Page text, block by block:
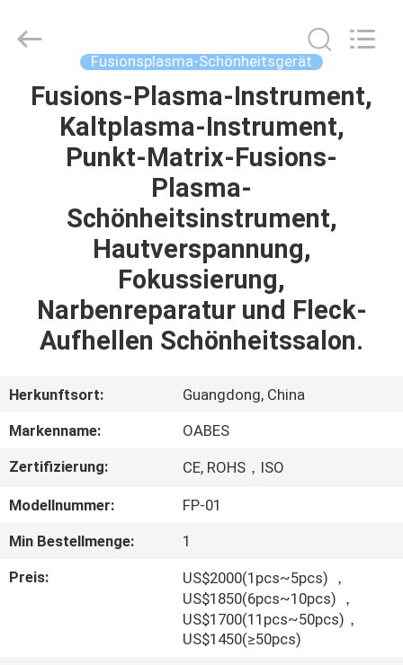
HAUS
PRODUKTE
FABRIK-
AUSFLUG
QUALITÄTSKONTROLLE
TRETEN
SIE
MIT
UNS
IN
Rights
Reserved.
Fusionsplasma-Schönheitsgerät
Fusions-Plasma-Instrument,
Kaltplasma-Instrument,
Punkt-Matrix-Fusions-
Plasma-
Schönheitsinstrument,
Hautverspannung,
Fokussierung,
Narbenreparatur und Fleck-
Aufhellen Schönheitssalon.
Herkunftsort:
Guangdong, China
Markenname:
OABES
Zertifizierung:
CE, ROHS，ISO
Modellnummer:
FP-01
Min Bestellmenge:
1
Preis:
US$2000(1pcs~5pcs) ，
US$1850(6pcs~10pcs) ，
US$1700(11pcs~50pcs)，
US$1450(≥50pcs)